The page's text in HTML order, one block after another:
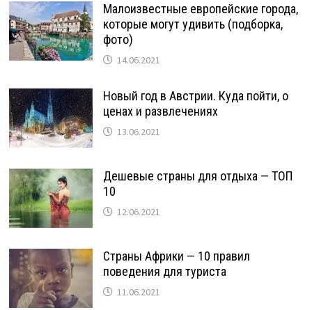
Малоизвестные европейские города,
которые могут удивить (подборка,
фото)
14.06.2021
Новый год в Австрии. Куда пойти, о
ценах и развлечениях
13.06.2021
Дешевые страны для отдыха — ТОП
10
12.06.2021
Страны Африки — 10 правил
поведения для туриста
11.06.2021